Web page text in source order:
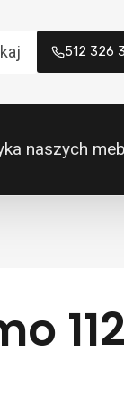
512 326
naszych
112